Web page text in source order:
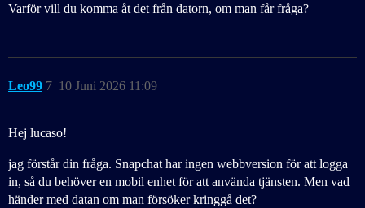
Varför vill du komma åt det från datorn, om man får fråga?
Leo99 10 Juni 2026 11:09
7
Hej lucaso!
jag förstår din fråga. Snapchat har ingen webbversion för att logga
in, så du behöver en mobil enhet för att använda tjänsten. Men vad
händer med datan om man försöker kringgå det?